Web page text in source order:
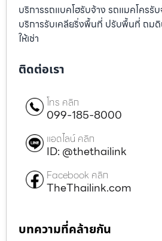
บริการรถแบคโฮรับจ้าง รถแมคโครรั
บริการรับเคลียริ่งพื้นที่ ปรับพื้นที่ ถม
ให้เช่า
ติดต่อเรา
โทร คลิก
099-185-8000
แอดไลน์ คลิก
ID: @thethailink
Facebook คลิก
TheThailink.com
บทความที่คล้ายกัน